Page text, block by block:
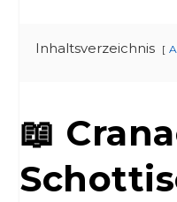
Inhaltsverzeichnis
📖